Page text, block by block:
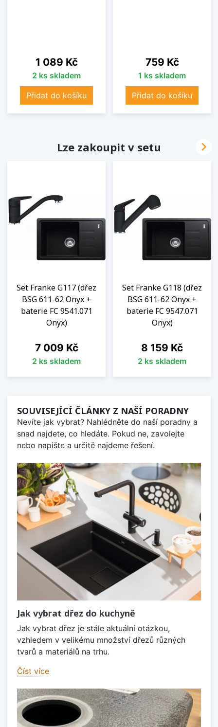
Cena
1 089 Kč
2 ks skladem
Přidat do košíku
Cena
759 Kč
1 ks skladem
Přidat do košíku
Lze zakoupit v setu
Set Franke G117 (dřez
BSG 611-62 Onyx +
baterie FC 9541.071
Onyx)
Cena
7 009 Kč
2 ks skladem
Set Franke G118 (dřez
BSG 611-62 Onyx +
baterie FC 9547.071
Onyx)
Cena
8 159 Kč
2 ks skladem

SOUVISEJÍCÍ ČLÁNKY Z NAŠÍ PORADNY
Nevíte jak vybrat? Nahlédněte do naší poradny a
snad najdete, co hledáte. Pokud ne, zavolejte
nebo napište a určitě najdeme řešení.
Jak vybrat dřez do kuchyně
Jak vybrat dřez je stále aktuální otázkou,
vzhledem v velikému množství dřezů různých
tvarů a materiálů na trhu.
Číst více